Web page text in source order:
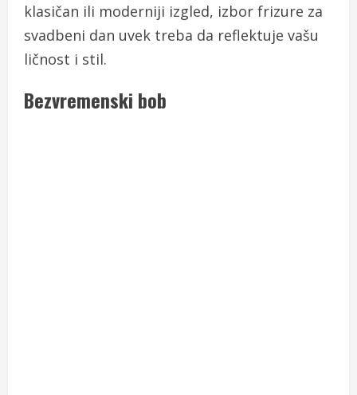
klasičan ili moderniji izgled, izbor frizure za
svadbeni dan uvek treba da reflektuje vašu
ličnost i stil.
Bezvremenski bob